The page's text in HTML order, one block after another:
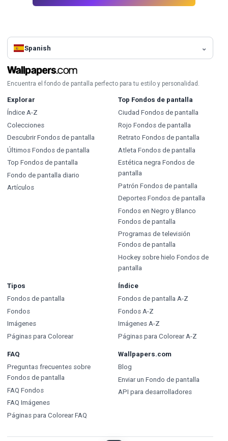
Spanish
Encuentra el fondo de pantalla perfecto para tu estilo y personalidad.
Explorar
Índice A-Z
Colecciones
Descubrir Fondos de pantalla
Últimos Fondos de pantalla
Top Fondos de pantalla
Fondo de pantalla diario
Artículos
Top Fondos de pantalla
Ciudad Fondos de pantalla
Rojo Fondos de pantalla
Retrato Fondos de pantalla
Atleta Fondos de pantalla
Estética negra Fondos de
pantalla
Patrón Fondos de pantalla
Deportes Fondos de pantalla
Fondos en Negro y Blanco
Fondos de pantalla
Programas de televisión
Fondos de pantalla
Hockey sobre hielo Fondos de
pantalla
Tipos
Fondos de pantalla
Fondos
Imágenes
Páginas para Colorear
Índice
Fondos de pantalla A-Z
Fondos A-Z
Imágenes A-Z
Páginas para Colorear A-Z
FAQ
Preguntas frecuentes sobre
Fondos de pantalla
FAQ Fondos
FAQ Imágenes
Páginas para Colorear FAQ
Wallpapers.com
Blog
Enviar un Fondo de pantalla
API para desarrolladores